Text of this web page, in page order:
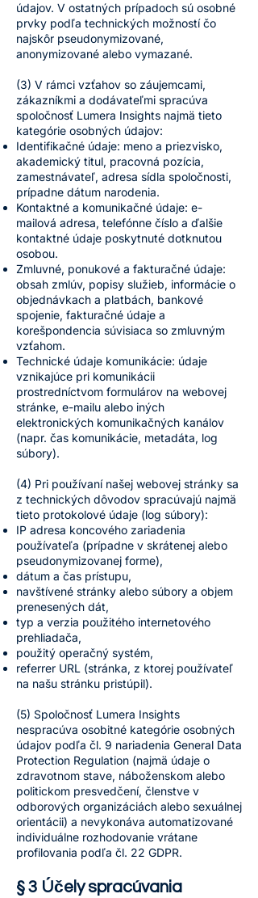
údajov. V ostatných prípadoch sú osobné
prvky podľa technických možností čo
najskôr pseudonymizované,
anonymizované alebo vymazané.
(3) V rámci vzťahov so záujemcami,
zákazníkmi a dodávateľmi spracúva
spoločnosť Lumera Insights najmä tieto
kategórie osobných údajov:
Identifikačné údaje: meno a priezvisko,
akademický titul, pracovná pozícia,
zamestnávateľ, adresa sídla spoločnosti,
prípadne dátum narodenia.
Kontaktné a komunikačné údaje: e-
mailová adresa, telefónne číslo a ďalšie
kontaktné údaje poskytnuté dotknutou
osobou.
Zmluvné, ponukové a fakturačné údaje:
obsah zmlúv, popisy služieb, informácie o
objednávkach a platbách, bankové
spojenie, fakturačné údaje a
korešpondencia súvisiaca so zmluvným
vzťahom.
Technické údaje komunikácie: údaje
vznikajúce pri komunikácii
prostredníctvom formulárov na webovej
stránke, e-mailu alebo iných
elektronických komunikačných kanálov
(napr. čas komunikácie, metadáta, log
súbory).
(4) Pri používaní našej webovej stránky sa
z technických dôvodov spracúvajú najmä
tieto protokolové údaje (log súbory):
IP adresa koncového zariadenia
používateľa (prípadne v skrátenej alebo
pseudonymizovanej forme),
dátum a čas prístupu,
navštívené stránky alebo súbory a objem
prenesených dát,
typ a verzia použitého internetového
prehliadača,
použitý operačný systém,
referrer URL (stránka, z ktorej používateľ
na našu stránku pristúpil).
(5) Spoločnosť Lumera Insights
nespracúva osobitné kategórie osobných
údajov podľa čl. 9 nariadenia General Data
Protection Regulation (najmä údaje o
zdravotnom stave, náboženskom alebo
politickom presvedčení, členstve v
odborových organizáciách alebo sexuálnej
orientácii) a nevykonáva automatizované
individuálne rozhodovanie vrátane
profilovania podľa čl. 22 GDPR.
§ 3 Účely spracúvania